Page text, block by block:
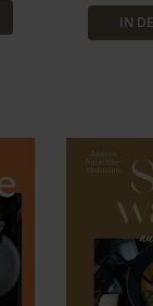
IN